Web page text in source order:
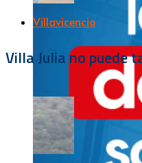
Villavicencio
Villa Julia no puede